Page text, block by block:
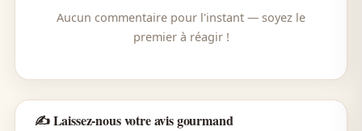
Aucun commentaire pour l'instant — soyez le
premier à réagir !
✍️ Laissez-nous votre avis gourmand